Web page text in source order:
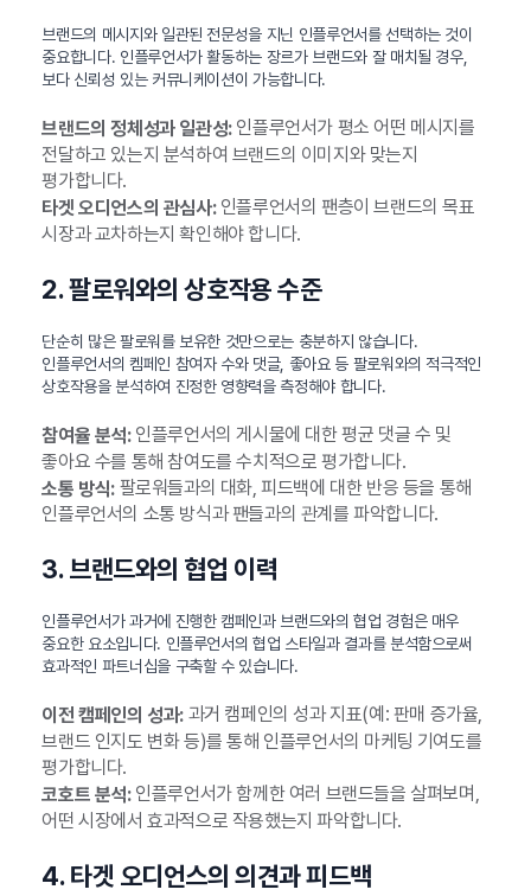
브랜드의 메시지와 일관된 전문성을 지닌 인플루언서를 선택하는 것이
중요합니다. 인플루언서가 활동하는 장르가 브랜드와 잘 매치될 경우,
보다 신뢰성 있는 커뮤니케이션이 가능합니다.
브랜드의 정체성과 일관성:인플루언서가 평소 어떤 메시지를
전달하고 있는지 분석하여 브랜드의 이미지와 맞는지
평가합니다.
타겟 오디언스의 관심사:인플루언서의 팬층이 브랜드의 목표
시장과 교차하는지 확인해야 합니다.
2. 팔로워와의 상호작용 수준
단순히 많은 팔로워를 보유한 것만으로는 충분하지 않습니다.
인플루언서의 켐페인 참여자 수와 댓글, 좋아요 등 팔로워와의 적극적인
상호작용을 분석하여 진정한 영향력을 측정해야 합니다.
참여율 분석:인플루언서의 게시물에 대한 평균 댓글 수 및
좋아요 수를 통해 참여도를 수치적으로 평가합니다.
소통 방식:팔로워들과의 대화, 피드백에 대한 반응 등을 통해
인플루언서의 소통 방식과 팬들과의 관계를 파악합니다.
3. 브랜드와의 협업 이력
인플루언서가 과거에 진행한 캠페인과 브랜드와의 협업 경험은 매우
중요한 요소입니다. 인플루언서의 협업 스타일과 결과를 분석함으로써
효과적인 파트너십을 구축할 수 있습니다.
이전 캠페인의 성과:과거 캠페인의 성과 지표(예: 판매 증가율,
브랜드 인지도 변화 등)를 통해 인플루언서의 마케팅 기여도를
평가합니다.
코호트 분석:인플루언서가 함께한 여러 브랜드들을 살펴보며,
어떤 시장에서 효과적으로 작용했는지 파악합니다.
4. 타겟 오디언스의 의견과 피드백